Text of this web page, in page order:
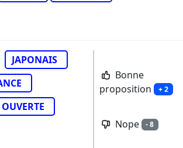
JAPONAIS
Bonne
proposition + 2
Nope - 8